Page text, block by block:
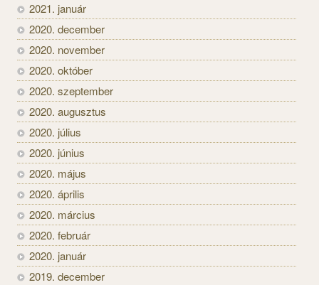
2021. január
2020. december
2020. november
2020. október
2020. szeptember
2020. augusztus
2020. július
2020. június
2020. május
2020. április
2020. március
2020. február
2020. január
2019. december